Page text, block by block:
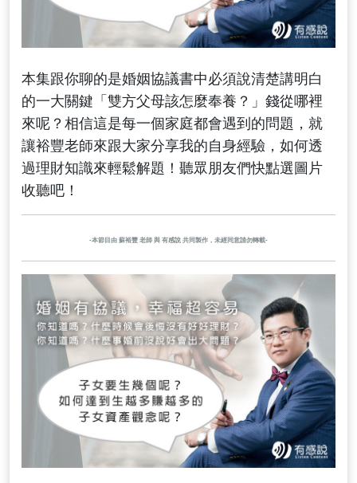
本集跟你聊的是婚姻協議書中必須說清楚講明白
的一大關鍵「雙方父母該怎麼奉養？」錢從哪裡
來呢？相信這是每一個家庭都會遇到的問題，就
讓裕豐老師來跟大家分享我的自身經驗，如何透
過理財知識來輕鬆解題！聽眾朋友們快點選圖片
收聽吧！
-本節目由 蘇裕豐 老師 與 有感說 共同製作，未經同意請勿轉載-